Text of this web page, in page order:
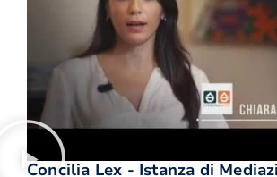
Concilia Lex - Istanza di